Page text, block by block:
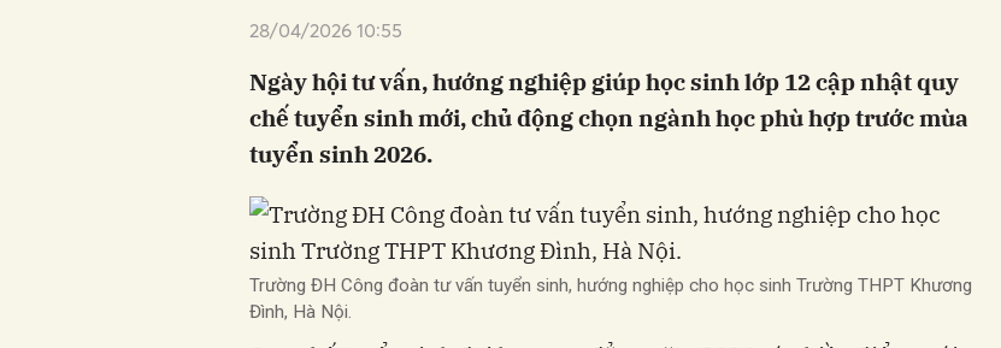
28/04/2026 10:55
Ngày hội tư vấn, hướng nghiệp giúp học sinh lớp 12 cập nhật quy
chế tuyển sinh mới, chủ động chọn ngành học phù hợp trước mùa
tuyển sinh 2026.
Trường ĐH Công đoàn tư vấn tuyển sinh, hướng nghiệp cho học sinh Trường THPT Khương
Đình, Hà Nội.